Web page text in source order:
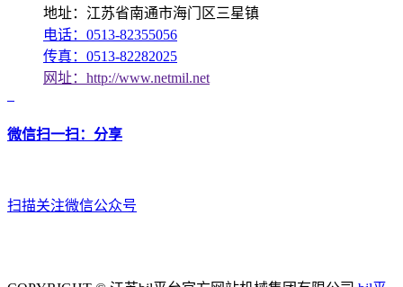
地址：江苏省南通市海门区三星镇
电话：0513-82355056
传真：0513-82282025
网址：http://www.netmil.net
微信扫一扫：分享
扫描关注微信公众号